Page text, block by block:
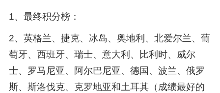
1、最终积分榜：
2、英格兰、捷克、冰岛、奥地利、北爱尔兰、葡
萄牙、西班牙、瑞士、意大利、比利时、威尔
士、罗马尼亚、阿尔巴尼亚、德国、波兰、俄罗
斯、斯洛伐克、克罗地亚和土耳其（成绩最好的